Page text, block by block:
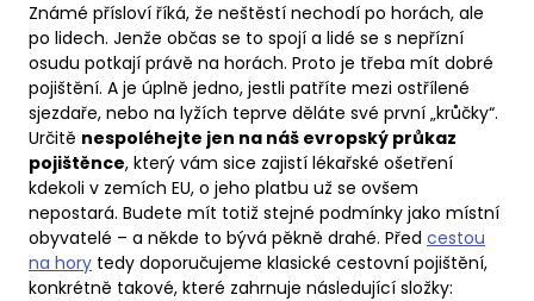
Známé přísloví říká, že neštěstí nechodí po horách, ale
po lidech. Jenže občas se to spojí a lidé se s nepřízní
osudu potkají právě na horách. Proto je třeba mít dobré
pojištění. A je úplně jedno, jestli patříte mezi ostřílené
sjezdaře, nebo na lyžích teprve děláte své první „krůčky“.
Určitě nespoléhejte jen na náš evropský průkaz
pojištěnce, který vám sice zajistí lékařské ošetření
kdekoli v zemích EU, o jeho platbu už se ovšem
nepostará. Budete mít totiž stejné podmínky jako místní
obyvatelé – a někde to bývá pěkně drahé. Před cestou
na hory tedy doporučujeme klasické cestovní pojištění,
konkrétně takové, které zahrnuje následující složky: